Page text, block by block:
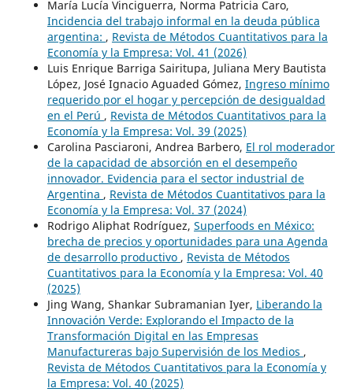
María Lucía Vinciguerra, Norma Patricia Caro,
Incidencia del trabajo informal en la deuda pública
argentina: , Revista de Métodos Cuantitativos para la
Economía y la Empresa: Vol. 41 (2026)
Luis Enrique Barriga Sairitupa, Juliana Mery Bautista
López, José Ignacio Aguaded Gómez, Ingreso mínimo
requerido por el hogar y percepción de desigualdad
en el Perú , Revista de Métodos Cuantitativos para la
Economía y la Empresa: Vol. 39 (2025)
Carolina Pasciaroni, Andrea Barbero, El rol moderador
de la capacidad de absorción en el desempeño
innovador. Evidencia para el sector industrial de
Argentina , Revista de Métodos Cuantitativos para la
Economía y la Empresa: Vol. 37 (2024)
Rodrigo Aliphat Rodríguez, Superfoods en México:
brecha de precios y oportunidades para una Agenda
de desarrollo productivo , Revista de Métodos
Cuantitativos para la Economía y la Empresa: Vol. 40
(2025)
Jing Wang, Shankar Subramanian Iyer, Liberando la
Innovación Verde: Explorando el Impacto de la
Transformación Digital en las Empresas
Manufactureras bajo Supervisión de los Medios ,
Revista de Métodos Cuantitativos para la Economía y
la Empresa: Vol. 40 (2025)